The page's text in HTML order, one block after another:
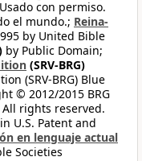
con permiso.
el mundo.; Reina-
by United Bible
by Public Domain;
(SRV-BRG)
(SRV-BRG) Blue
© 2012/2015 BRG
rights reserved.
U.S. Patent and
en lenguaje actual
Societies